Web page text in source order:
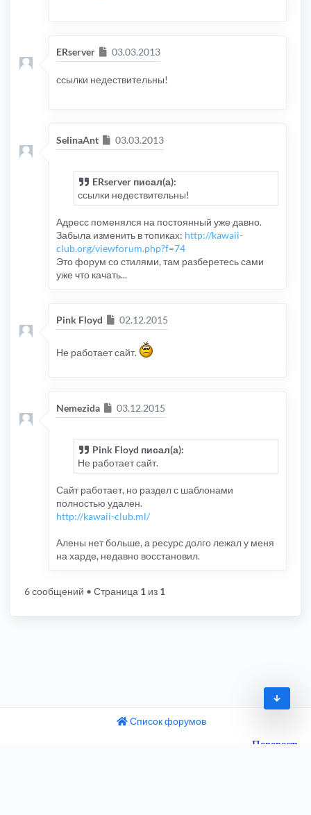
ERserver Сообщение
03.03.2013
ссылки недествительны!
SelinaAnt Сообщение
03.03.2013
ERserver писал(а):
ссылки недествительны!
Адресс поменялся на постоянный уже давно.
Забыла изменить в топиках: http://kawaii-
club.org/viewforum.php?f=74
Это форум со стилями, там разберетесь сами
уже что качать...
Pink Floyd Сообщение
02.12.2015
Не работает сайт.
Nemezida Сообщение
03.12.2015
Pink Floyd писал(а):
Не работает сайт.
Сайт работает, но раздел с шаблонами
полностью удален.
http://kawaii-club.ml/
Алены нет больше, а ресурс долго лежал у меня
на харде, недавно восстановил.
6 сообщений • Страница 1 из 1
Список форумов